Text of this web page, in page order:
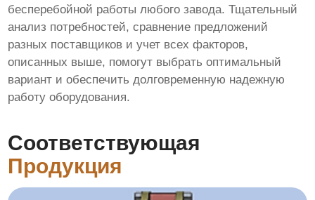
бесперебойной работы любого завода. Тщательный
анализ потребностей, сравнение предложений
разных поставщиков и учет всех факторов,
описанных выше, помогут выбрать оптимальный
вариант и обеспечить долговременную надежную
работу оборудования.
Соответствующая
Продукция